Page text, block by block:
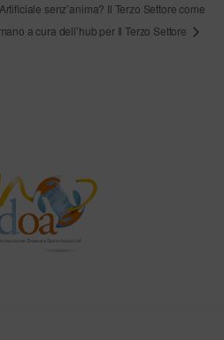
senz’anima? Il Terzo Settore come
a cura dell’hub per Il Terzo Settore